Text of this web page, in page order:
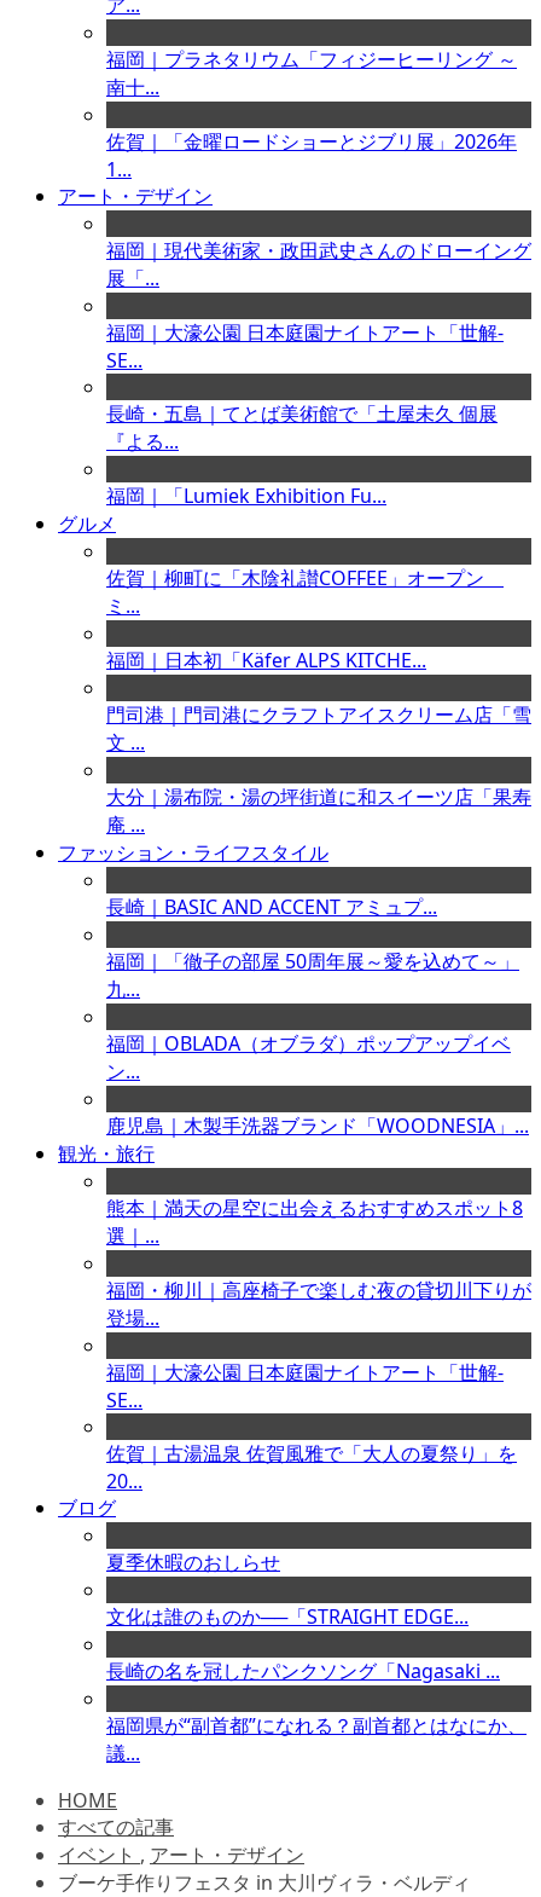
福岡｜プラネタリウム「フィジーヒーリング ～
南十...
佐賀｜「金曜ロードショーとジブリ展」2026年
1...
アート・デザイン
福岡｜現代美術家・政田武史さんのドローイング
展「...
福岡｜大濠公園 日本庭園ナイトアート「世解-
SE...
長崎・五島｜てとば美術館で「土屋未久 個展
『よる...
福岡｜「Lumiek Exhibition Fu...
グルメ
佐賀｜柳町に「木陰礼讃COFFEE」オープン
ミ...
福岡｜日本初「Käfer ALPS KITCHE...
門司港｜門司港にクラフトアイスクリーム店「雪
文 ...
大分｜湯布院・湯の坪街道に和スイーツ店「果寿
庵 ...
ファッション・ライフスタイル
長崎｜BASIC AND ACCENT アミュプ...
福岡｜「徹子の部屋 50周年展～愛を込めて～」
九...
福岡｜OBLADA（オブラダ）ポップアップイベ
ン...
鹿児島｜木製手洗器ブランド「WOODNESIA」...
観光・旅行
熊本｜満天の星空に出会えるおすすめスポット8
選｜...
福岡・柳川｜高座椅子で楽しむ夜の貸切川下りが
登場...
福岡｜大濠公園 日本庭園ナイトアート「世解-
SE...
佐賀｜古湯温泉 佐賀風雅で「大人の夏祭り」を
20...
ブログ
夏季休暇のおしらせ
文化は誰のものか──「STRAIGHT EDGE...
長崎の名を冠したパンクソング「Nagasaki ...
福岡県が“副首都”になれる？副首都とはなにか、
議...
HOME
すべての記事
イベント , アート・デザイン
ブーケ手作りフェスタ in 大川ヴィラ・ベルディ